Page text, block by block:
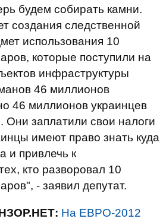
будем собирать камни.
создания следственной
использования 10
которые поступили на
инфраструктуры
46 миллионов
46 миллионов украинцев
Они заплатили свои налоги
имеют право знать куда
и привлечь к
кто разворовал 10
- заявил депутат.
На ЕВРО-2012